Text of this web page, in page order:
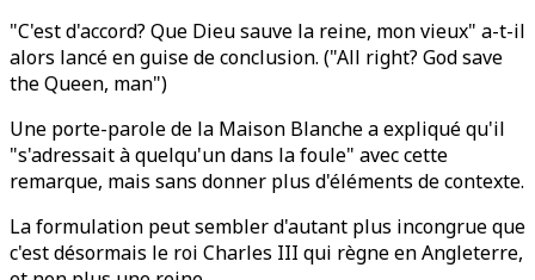
"C'est d'accord? Que Dieu sauve la reine, mon vieux" a-t-il
alors lancé en guise de conclusion. ("All right? God save
the Queen, man")
Une porte-parole de la Maison Blanche a expliqué qu'il
"s'adressait à quelqu'un dans la foule" avec cette
remarque, mais sans donner plus d'éléments de contexte.
La formulation peut sembler d'autant plus incongrue que
c'est désormais le roi Charles III qui règne en Angleterre,